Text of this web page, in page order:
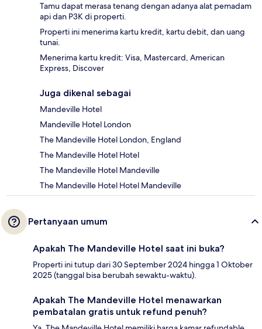
Tamu dapat merasa tenang dengan adanya alat pemadam
api dan P3K di properti.
Properti ini menerima kartu kredit, kartu debit, dan uang
tunai.
Menerima kartu kredit: Visa, Mastercard, American
Express, Discover
Juga dikenal sebagai
Mandeville Hotel
Mandeville Hotel London
The Mandeville Hotel London, England
The Mandeville Hotel Hotel
The Mandeville Hotel Mandeville
The Mandeville Hotel Hotel Mandeville
Pertanyaan umum
Apakah The Mandeville Hotel saat ini buka?
Properti ini tutup dari 30 September 2024 hingga 1 Oktober
2025 (tanggal bisa berubah sewaktu-waktu).
Apakah The Mandeville Hotel menawarkan
pembatalan gratis untuk refund penuh?